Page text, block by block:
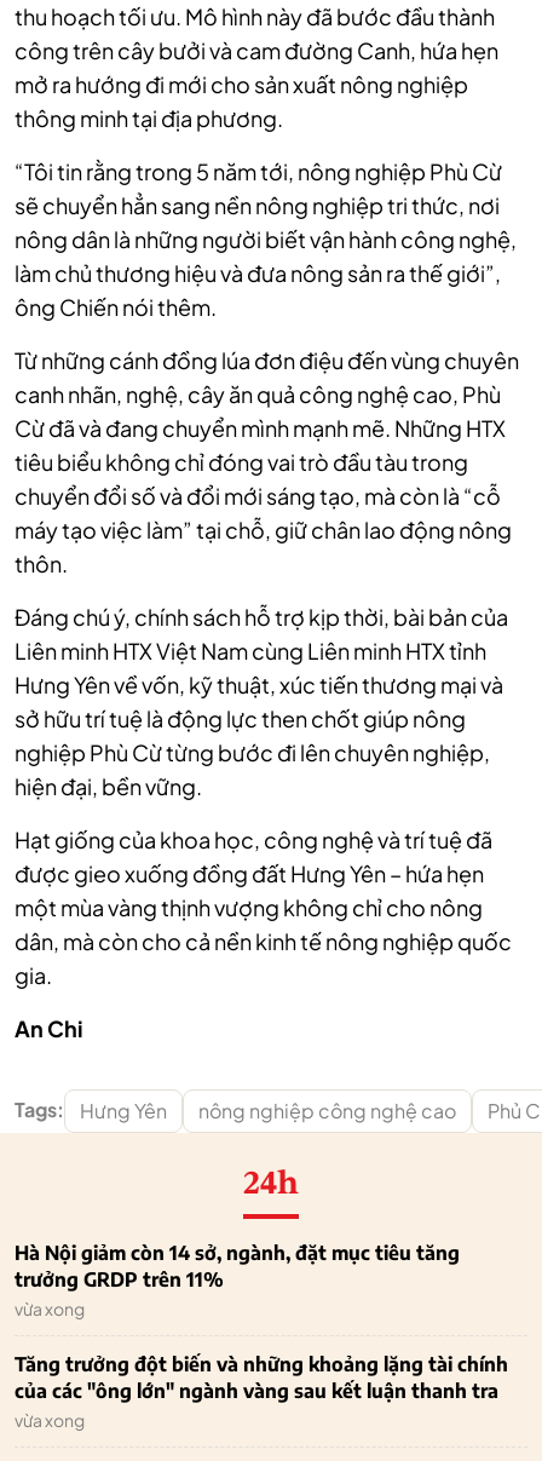
thu hoạch tối ưu. Mô hình này đã bước đầu thành
công trên cây bưởi và cam đường Canh, hứa hẹn
mở ra hướng đi mới cho sản xuất nông nghiệp
thông minh tại địa phương.
“Tôi tin rằng trong 5 năm tới, nông nghiệp Phù Cừ
sẽ chuyển hẳn sang nền nông nghiệp tri thức, nơi
nông dân là những người biết vận hành công nghệ,
làm chủ thương hiệu và đưa nông sản ra thế giới”,
ông Chiến nói thêm.
Từ những cánh đồng lúa đơn điệu đến vùng chuyên
canh nhãn, nghệ, cây ăn quả công nghệ cao, Phù
Cừ đã và đang chuyển mình mạnh mẽ. Những HTX
tiêu biểu không chỉ đóng vai trò đầu tàu trong
chuyển đổi số và đổi mới sáng tạo, mà còn là “cỗ
máy tạo việc làm” tại chỗ, giữ chân lao động nông
thôn.
Đáng chú ý, chính sách hỗ trợ kịp thời, bài bản của
Liên minh HTX Việt Nam cùng Liên minh HTX tỉnh
Hưng Yên về vốn, kỹ thuật, xúc tiến thương mại và
sở hữu trí tuệ là động lực then chốt giúp nông
nghiệp Phù Cừ từng bước đi lên chuyên nghiệp,
hiện đại, bền vững.
Hạt giống của khoa học, công nghệ và trí tuệ đã
được gieo xuống đồng đất Hưng Yên – hứa hẹn
một mùa vàng thịnh vượng không chỉ cho nông
dân, mà còn cho cả nền kinh tế nông nghiệp quốc
gia.
An Chi
Tags: Hưng Yên nông nghiệp công nghệ cao Phủ
24h
Hà Nội giảm còn 14 sở, ngành, đặt mục tiêu tăng
trưởng GRDP trên 11%
vừa xong
Tăng trưởng đột biến và những khoảng lặng tài chính
của các "ông lớn" ngành vàng sau kết luận thanh tra
vừa xong